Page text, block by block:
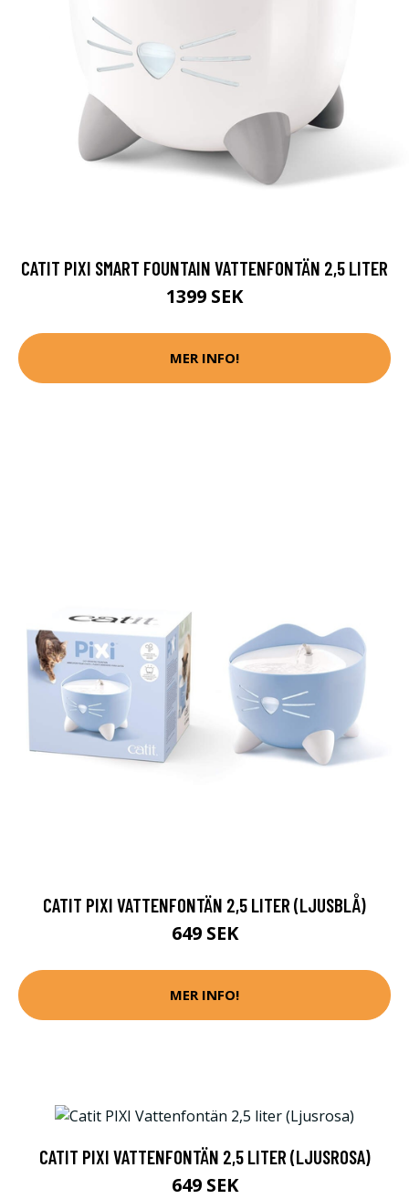
CATIT PIXI SMART FOUNTAIN VATTENFONTÄN 2,5 LITER
1399 SEK
MER INFO!
CATIT PIXI VATTENFONTÄN 2,5 LITER (LJUSBLÅ)
649 SEK
MER INFO!
CATIT PIXI VATTENFONTÄN 2,5 LITER (LJUSROSA)
649 SEK